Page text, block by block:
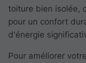
toiture bien isolée,
pour un confort
d'énergie
Pour améliorer